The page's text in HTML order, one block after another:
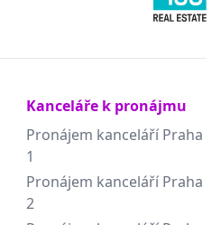
Kanceláře k pronájmu
Pronájem kanceláří Praha
1
Pronájem kanceláří Praha
2